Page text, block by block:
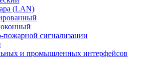
(LAN)
пожарной сигнализации
и промышленных интерфейсов